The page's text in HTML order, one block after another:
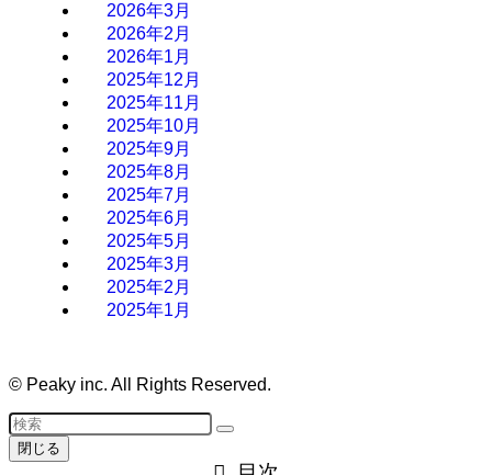
2026年3月
2026年2月
2026年1月
2025年12月
2025年11月
2025年10月
2025年9月
2025年8月
2025年7月
2025年6月
2025年5月
2025年3月
2025年2月
2025年1月
© Peaky inc. All Rights Reserved.
閉じる